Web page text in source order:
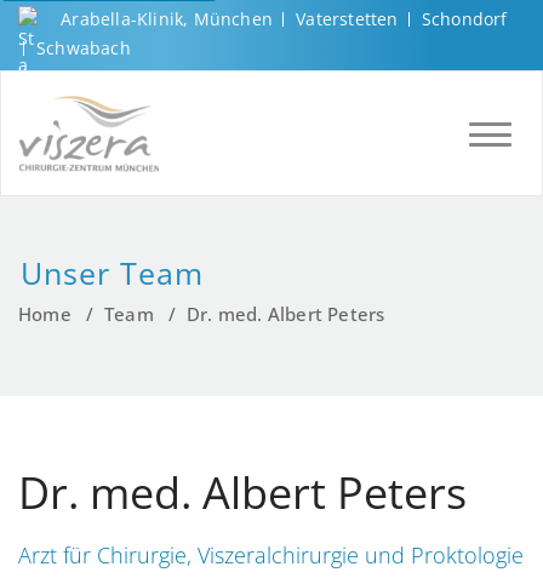
Arabella-Klinik, München Vaterstetten
Schondorf
Schwabach
Unser Team
Home /Team / Dr. med. Albert Peters
Dr. med. Albert Peters
Arzt für Chirurgie, Viszeralchirurgie und Proktologie